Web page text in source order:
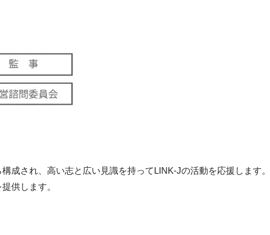
成され、高い志と広い見識を持ってLINK-Jの活動を応援します。
供します。